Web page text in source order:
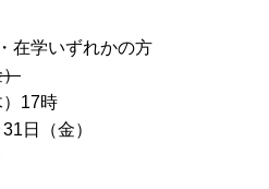
在学いずれかの方
）
17時
日（金）